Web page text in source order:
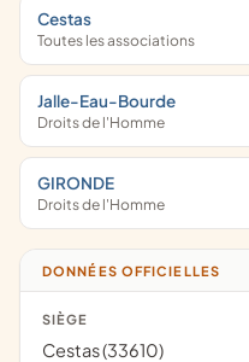
Cestas
Toutes les associations
Jalle-Eau-Bourde
Droits de l'Homme
GIRONDE
Droits de l'Homme
DONNÉES OFFICIELLES
SIÈGE
Cestas (33610)